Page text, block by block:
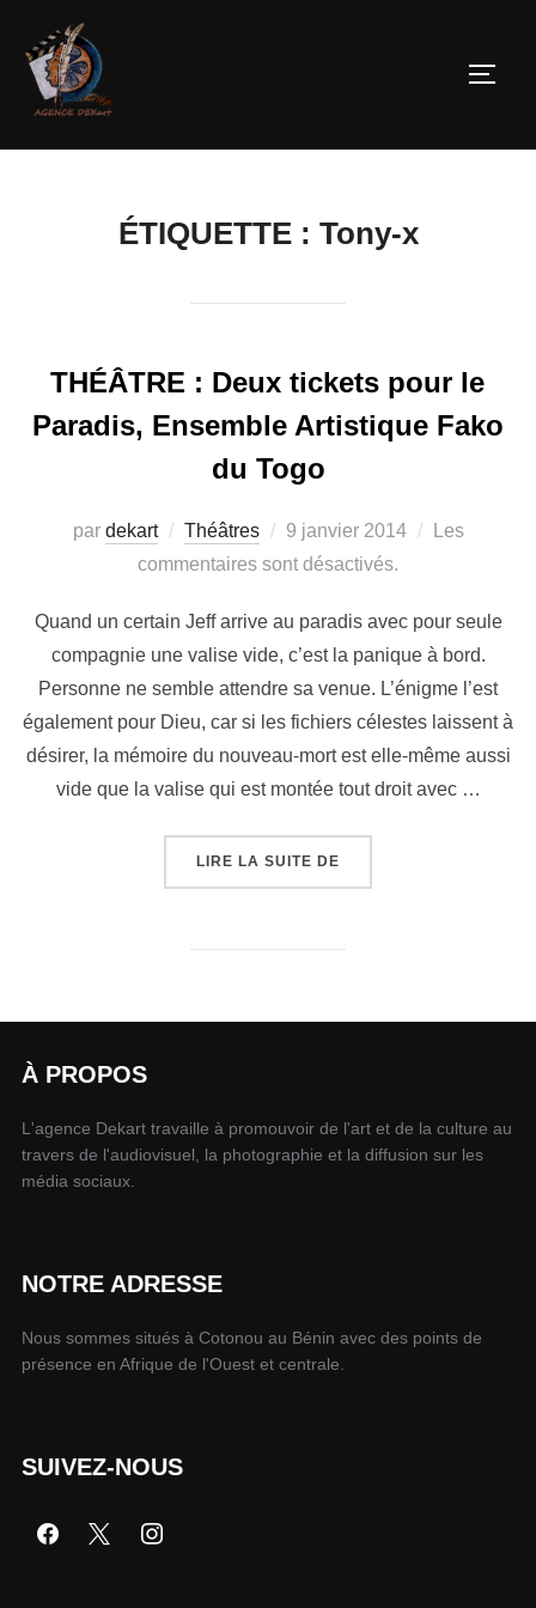
ÉTIQUETTE : Tony-x
THÉÂTRE : Deux tickets pour le
Paradis, Ensemble Artistique Fako
du Togo
par dekart Théâtres 9 janvier 2014
Les
commentaires sont désactivés.
Quand un certain Jeff arrive au paradis avec pour seule
compagnie une valise vide, c’est la panique à bord.
Personne ne semble attendre sa venue. L’énigme l’est
également pour Dieu, car si les fichiers célestes laissent à
désirer, la mémoire du nouveau-mort est elle-même aussi
vide que la valise qui est montée tout droit avec …
LIRE LA SUITE DE
À PROPOS
L'agence Dekart travaille à promouvoir de l'art et de la culture au
travers de l'audiovisuel, la photographie et la diffusion sur les
média sociaux.
NOTRE ADRESSE
Nous sommes situés à Cotonou au Bénin avec des points de
présence en Afrique de l'Ouest et centrale.
SUIVEZ-NOUS